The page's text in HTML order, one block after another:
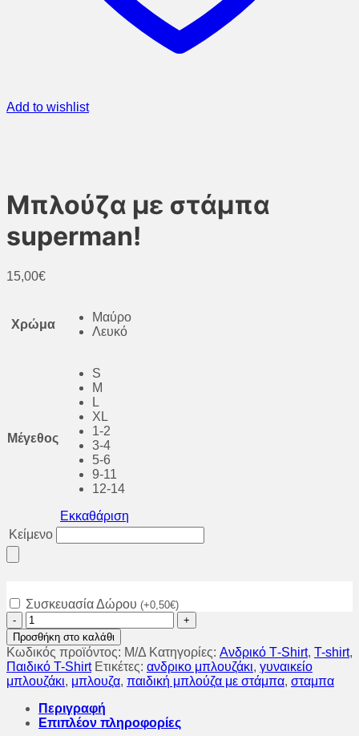
Add to wishlist
Μπλούζα με στάμπα
superman!
15,00€
Χρώμα
Μαύρο
Λευκό
Μέγεθος
S
M
L
XL
1-2
3-4
5-6
9-11
12-14
Εκκαθάριση
Κείμενο
Συσκευασία Δώρου (+0,50€)
Μπλούζα
με
στάμπα
superman!
ποσότητα
Προσθήκη στο καλάθι
Κωδικός προϊόντος: Μ/Δ Κατηγορίες: Aνδρικό Τ-Shirt, T-shirt,
Παιδικό T-Shirt Ετικέτες: ανδρικο μπλουζάκι, γυναικείο
μπλουζάκι, μπλουζα, παιδική μπλούζα με στάμπα, σταμπα
Περιγραφή
Επιπλέον πληροφορίες